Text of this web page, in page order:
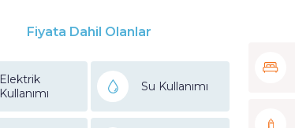
Fiyata Dahil Olanlar
Elektrik
Kullanımı
Su Kullanımı